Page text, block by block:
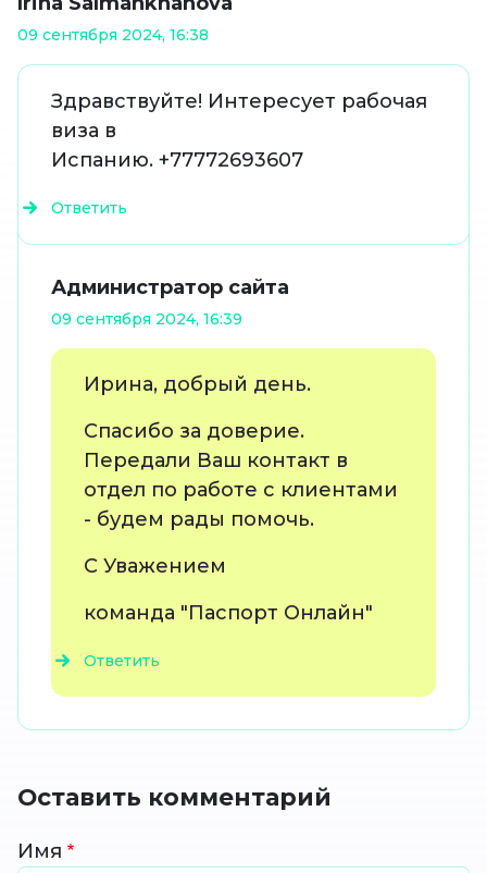
09 сентября 2024, 16:38
Здравствуйте! Интересует рабочая
виза в
Испанию. +77772693607
Ответить
Администратор сайта
09 сентября 2024, 16:39
Ирина, добрый день.
Спасибо за доверие.
Передали Ваш контакт в
отдел по работе с клиентами
- будем рады помочь.
С Уважением
команда "Паспорт Онлайн"
Ответить
Оставить комментарий
Имя